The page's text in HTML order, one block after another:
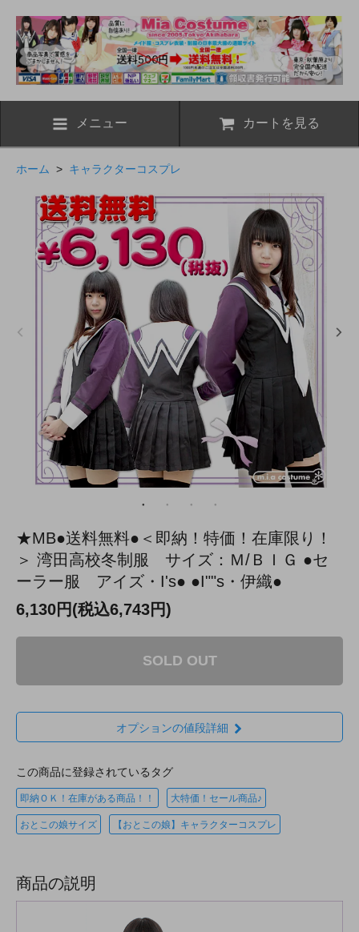
メニュー カートを見る
ホーム > キャラクターコスプレ
★MB●送料無料●＜即納！特価！在庫限り！
＞ 湾田高校冬制服 サイズ：Ｍ/ＢＩＧ ●セ
ーラー服 アイズ・I's● ●I""s・伊織●
6,130円(税込6,743円)
SOLD OUT
オプションの値段詳細
この商品に登録されているタグ
即納ＯＫ！在庫がある商品！！ 大特価！セール商品♪
おとこの娘サイズ 【おとこの娘】キャラクターコスプレ
商品の説明